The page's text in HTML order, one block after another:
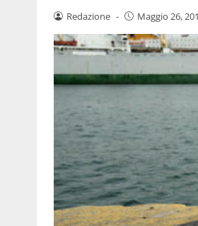
Redazione - Maggio 26,